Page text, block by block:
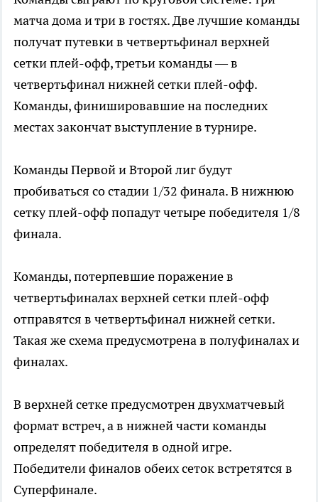
матча дома и три в гостях. Две лучшие команды
получат путевки в четвертьфинал верхней
сетки плей-офф, третьи команды — в
четвертьфинал нижней сетки плей-офф.
Команды, финишировавшие на последних
местах закончат выступление в турнире.
Команды Первой и Второй лиг будут
пробиваться со стадии 1/32 финала. В нижнюю
сетку плей-офф попадут четыре победителя 1/8
финала.
Команды, потерпевшие поражение в
четвертьфиналах верхней сетки плей-офф
отправятся в четвертьфинал нижней сетки.
Такая же схема предусмотрена в полуфиналах и
финалах.
В верхней сетке предусмотрен двухматчевый
формат встреч, а в нижней части команды
определят победителя в одной игре.
Победители финалов обеих сеток встретятся в
Суперфинале.